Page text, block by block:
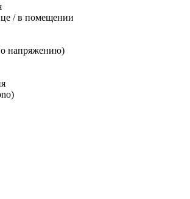
/ в помещении
напряжению)